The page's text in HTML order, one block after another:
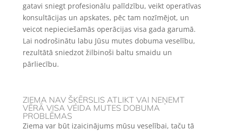
gatavi sniegt profesionālu palīdzību, veikt operatīvas
konsultācijas un apskates, pēc tam nozīmējot, un
veicot nepieciešamās operācijas visa gada garumā.
Lai nodrošinātu labu Jūsu mutes dobuma veselību,
rezultātā sniedzot žilbinoši baltu smaidu un
pārliecību.
ZIEMA NAV ŠĶĒRSLIS ATLIKT VAI NEŅEMT
VĒRĀ VISA VEIDA MUTES DOBUMA
PROBLĒMAS
Ziema var būt izaicinājums mūsu veselībai, taču tā